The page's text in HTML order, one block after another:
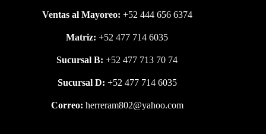
Ventas al Mayoreo: +52 444 656 6374
Matriz: +52 477 714 6035
Sucursal B:+52 477 713 70 74
Sucursal D: +52 477 714 6035
Correo: herreram802@yahoo.com